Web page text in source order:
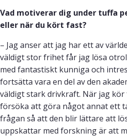
Vad motiverar dig under tuffa
eller när du kört fast?
– Jag anser att jag har ett av
väldigt stor frihet får jag lösa
med fantastiskt kunniga och
fortsätta vara en del av den
väldigt stark drivkraft. När jag
försöka att göra något annat ett
frågan så att den blir lättare att
uppskattar med forskning är att